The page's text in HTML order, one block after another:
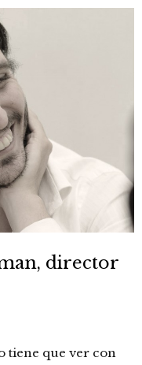
director
tiene que ver con